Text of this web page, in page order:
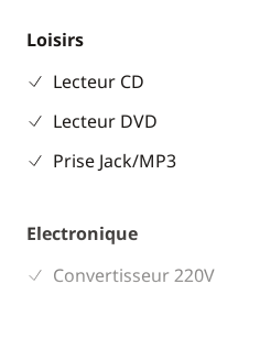
Loisirs
Lecteur CD
Lecteur DVD
Prise Jack/MP3
Electronique
Convertisseur 220V